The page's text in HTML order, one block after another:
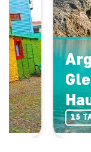
15